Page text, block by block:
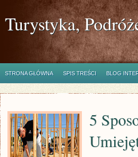
Turystyka,
STRONA GŁÓWNA SPIS TREŚCI BLOG
5